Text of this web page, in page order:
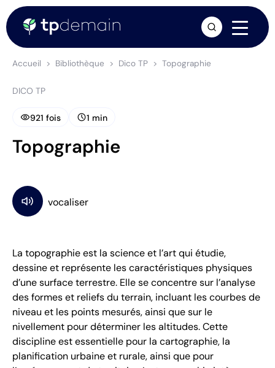
Accueil Bibliothèque Dico TP Topographie
DICO TP
visibility921 fois schedule1 min
Topographie
La topographie est la science et l’art qui étudie,
dessine et représente les caractéristiques physiques
d’une surface terrestre. Elle se concentre sur l’analyse
des formes et reliefs du terrain, incluant les courbes de
niveau et les points mesurés, ainsi que sur le
nivellement pour déterminer les altitudes. Cette
discipline est essentielle pour la cartographie, la
planification urbaine et rurale, ainsi que pour
arrow_forward